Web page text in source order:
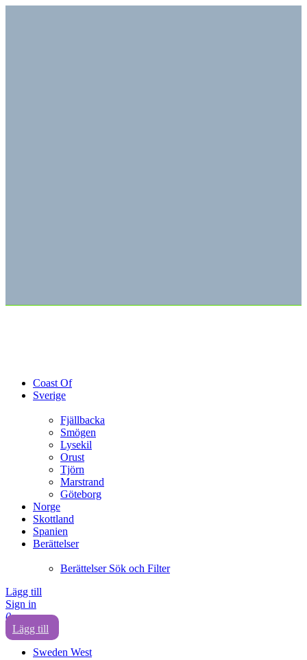
Coast Of
Sverige
Fjällbacka
Smögen
Lysekil
Orust
Tjörn
Marstrand
Göteborg
Norge
Skottland
Spanien
Berättelser
Berättelser Sök och Filter
Lägg till
Sign in
0
Lägg till
Sweden West